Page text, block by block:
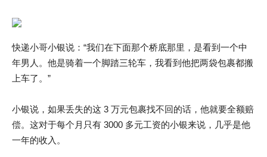
快递小哥小银说：“我们在下面那个桥底那里，是看到一个中
年男人。他是骑着一个脚踏三轮车，我看到他把两袋包裹都搬
上车了。”
小银说，如果丢失的这 3 万元包裹找不回的话，他就要全额赔
偿。这对于每个月只有 3000 多元工资的小银来说，几乎是他
一年的收入。